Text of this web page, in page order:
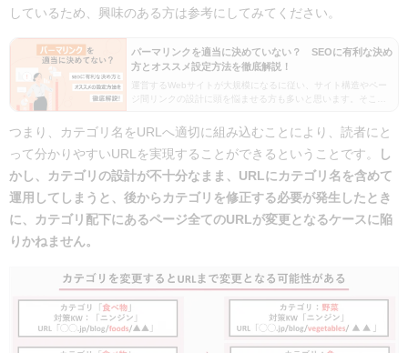
しているため、興味のある方は参考にしてみてください。
パーマリンクを適当に決めていない？ SEOに有利な決め
方とオススメ設定方法を徹底解説！
運営するWebサイトが大規模になるに従い、サイト構造やペー
ジ間リンクの設計に頭を悩ませる方も多いと思います。そこで
る「パーマリンク」についてご紹介します。 各ペ…
つまり、カテゴリ名をURLへ適切に組み込むことにより、読者にと
って分かりやすいURLを実現することができるということです。
し
かし、
カテゴリの設計が不十分なまま、URLにカテゴリ名を含めて
運用してしまうと、後からカテゴリを修正する必要が発生したとき
に、カテゴリ配下にあるページ全てのURLが変更となるケースに陥
りかねません。